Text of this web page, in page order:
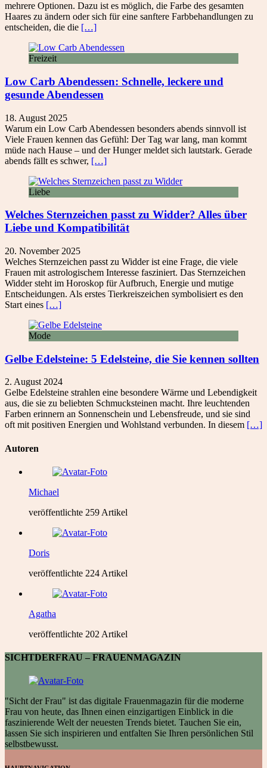
mehrere Optionen. Dazu ist es möglich, die Farbe des gesamten
Haares zu ändern oder sich für eine sanftere Farbbehandlungen zu
entscheiden, die die […]
Freizeit
Low Carb Abendessen: Schnelle, leckere und
gesunde Abendessen
18. August 2025
Warum ein Low Carb Abendessen besonders abends sinnvoll ist
Viele Frauen kennen das Gefühl: Der Tag war lang, man kommt
müde nach Hause – und der Hunger meldet sich lautstark. Gerade
abends fällt es schwer, […]
Liebe
Welches Sternzeichen passt zu Widder? Alles über
Liebe und Kompatibilität
20. November 2025
Welches Sternzeichen passt zu Widder ist eine Frage, die viele
Frauen mit astrologischem Interesse fasziniert. Das Sternzeichen
Widder steht im Horoskop für Aufbruch, Energie und mutige
Entscheidungen. Als erstes Tierkreiszeichen symbolisiert es den
Start eines […]
Mode
Gelbe Edelsteine: 5 Edelsteine, die Sie kennen sollten
2. August 2024
Gelbe Edelsteine strahlen eine besondere Wärme und Lebendigkeit
aus, die sie zu beliebten Schmucksteinen macht. Ihre leuchtenden
Farben erinnern an Sonnenschein und Lebensfreude, und sie sind
oft mit positiven Energien und Wohlstand verbunden. In diesem […]
Autoren
Michael
veröffentlichte 259 Artikel
Doris
veröffentlichte 224 Artikel
Agatha
veröffentlichte 202 Artikel
SICHTDERFRAU – FRAUENMAGAZIN
"Sicht der Frau" ist das digitale Frauenmagazin für die moderne
Frau von heute, das Ihnen einen einzigartigen Einblick in die
faszinierende Welt der neuesten Trends bietet. Tauchen Sie ein,
lassen Sie sich inspirieren und entfalten Sie Ihren persönlichen Stil
selbstbewusst.